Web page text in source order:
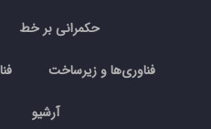
حکمرانی بر خط
فناوری‌ها و زیرساخت
آرشیو